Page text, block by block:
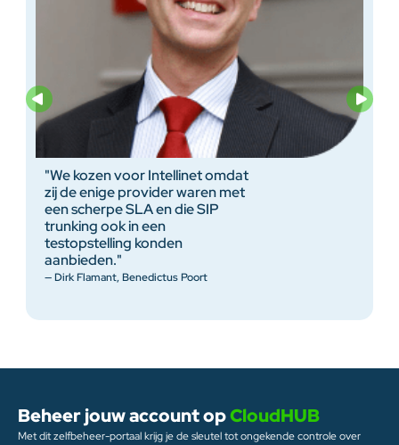
"We kozen voor Intellinet omdat
zij de enige provider waren met
een scherpe SLA en die SIP
trunking ook in een
testopstelling konden
aanbieden."
— Dirk Flamant, Benedictus Poort
Beheer jouw account opCloudHUB
Met dit zelfbeheer-portaal krijg je de sleutel tot ongekende controle over